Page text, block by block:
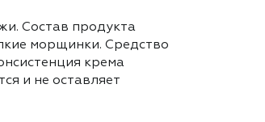
Состав продукта
морщинки. Средство
крема
и не оставляет